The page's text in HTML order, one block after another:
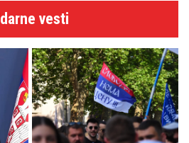
vesti